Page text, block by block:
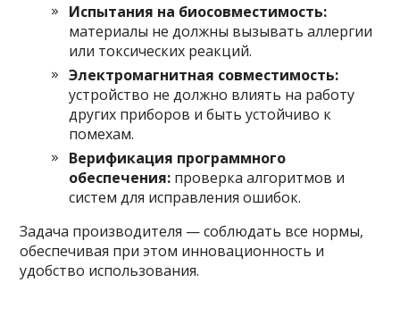
Испытания на биосовместимость:
материалы не должны вызывать аллергии
или токсических реакций.
Электромагнитная совместимость:
устройство не должно влиять на работу
других приборов и быть устойчиво к
помехам.
Верификация программного
обеспечения: проверка алгоритмов и
систем для исправления ошибок.
Задача производителя — соблюдать все нормы,
обеспечивая при этом инновационность и
удобство использования.